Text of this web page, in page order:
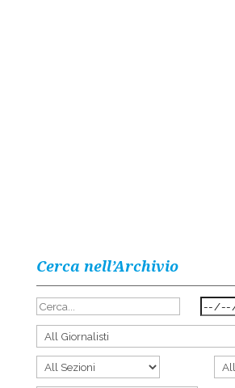
Cerca nell’Archivio